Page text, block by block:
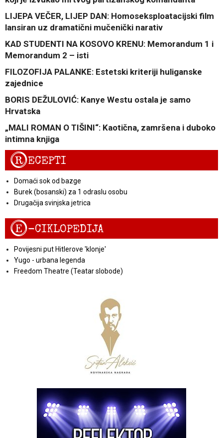
LIJEPA VEČER, LIJEP DAN: Homoseksploatacijski film
lansiran uz dramatični mučenički narativ
KAD STUDENTI NA KOSOVO KRENU: Memorandum 1 i
Memorandum 2 – isti
FILOZOFIJA PALANKE: Estetski kriteriji huliganske
zajednice
BORIS DEŽULOVIĆ: Kanye Westu ostala je samo
Hrvatska
„MALI ROMAN O TIŠINI“: Kaotična, zamršena i duboko
intimna knjiga
RECEPTI
Domaći sok od bazge
Burek (bosanski) za 1 odraslu osobu
Drugačija svinjska jetrica
E-CIKLOPEDIJA
Povijesni put Hitlerove 'klonje'
Yugo - urbana legenda
Freedom Theatre (Teatar slobode)